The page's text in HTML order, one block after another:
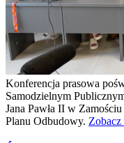
Konferencja prasowa
Samodzielnym
Jana Pawła II w
Planu Odbudowy. Zobacz